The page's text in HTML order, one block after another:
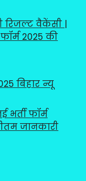
रिजल्ट वैकेंसी |
2025 की
बिहार न्यू
फॉर्म
जानकारी